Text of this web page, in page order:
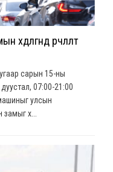
өөрчлөлт
сарын 15-ны
07:00-21:00
улсын
х...